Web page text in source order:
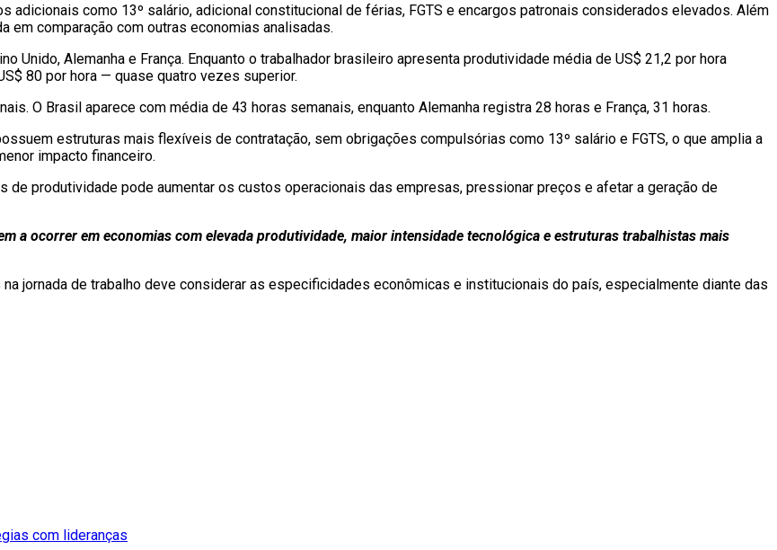
adicionais como 13º salário, adicional constitucional de férias, FGTS e encargos patronais considerados elevados. Além
em comparação com outras economias analisadas.
Unido, Alemanha e França. Enquanto o trabalhador brasileiro apresenta produtividade média de US$ 21,2 por hora
80 por hora — quase quatro vezes superior.
O Brasil aparece com média de 43 horas semanais, enquanto Alemanha registra 28 horas e França, 31 horas.
estruturas mais flexíveis de contratação, sem obrigações compulsórias como 13º salário e FGTS, o que amplia a
impacto financeiro.
de produtividade pode aumentar os custos operacionais das empresas, pressionar preços e afetar a geração de
a ocorrer em economias com elevada produtividade, maior intensidade tecnológica e estruturas trabalhistas mais
jornada de trabalho deve considerar as especificidades econômicas e institucionais do país, especialmente diante das
com lideranças